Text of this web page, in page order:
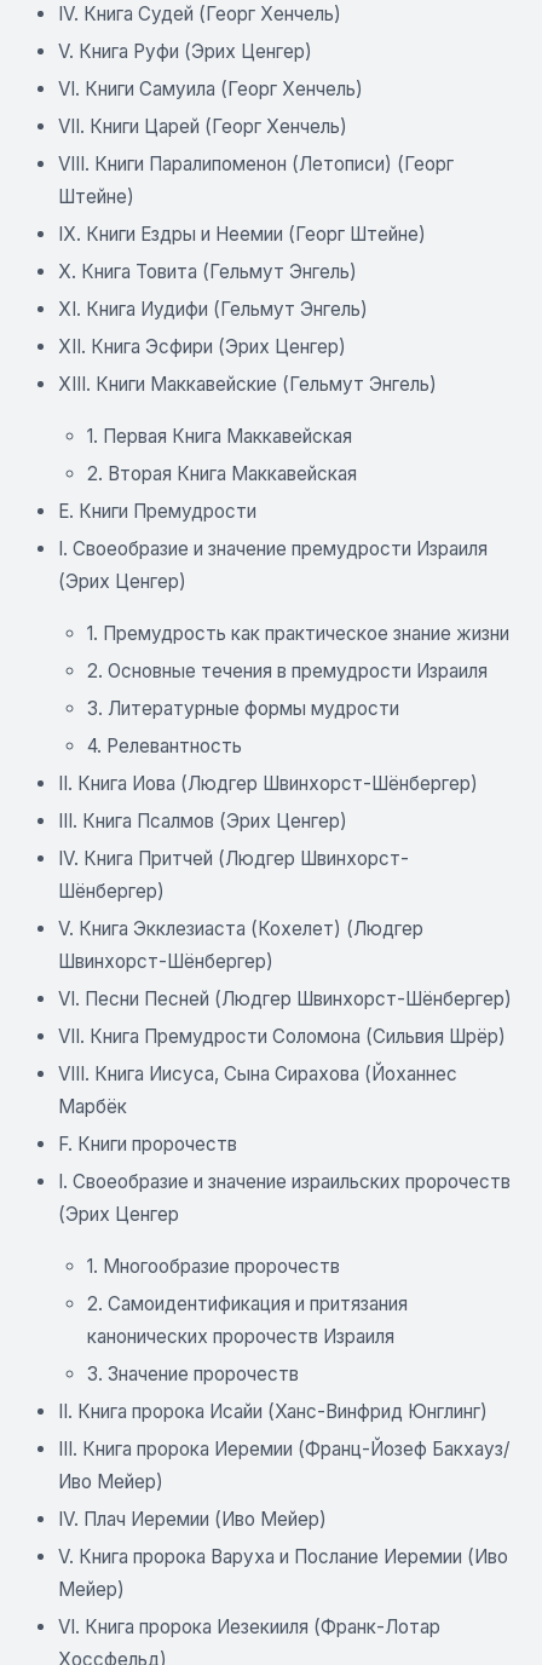
IV. Книга Судей (Георг Хенчель)
V. Книга Руфи (Эрих Ценгер)
VI. Книги Самуила (Георг Хенчель)
VII. Книги Царей (Георг Хенчель)
VIII. Книги Паралипоменон (Летописи) (Георг
Штейне)
IX. Книги Ездры и Неемии (Георг Штейне)
X. Книга Товита (Гельмут Энгель)
XI. Книга Иудифи (Гельмут Энгель)
XII. Книга Эсфири (Эрих Ценгер)
XIII. Книги Маккавейские (Гельмут Энгель)
1. Первая Книга Маккавейская
2. Вторая Книга Маккавейская
E. Книги Премудрости
I. Своеобразие и значение премудрости Израиля
(Эрих Ценгер)
1. Премудрость как практическое знание жизни
2. Основные течения в премудрости Израиля
3. Литературные формы мудрости
4. Релевантность
II. Книга Иова (Людгер Швинхорст-Шёнбергер)
III. Книга Псалмов (Эрих Ценгер)
IV. Книга Притчей (Людгер Швинхорст-
Шёнбергер)
V. Книга Экклезиаста (Кохелет) (Людгер
Швинхорст-Шёнбергер)
VI. Песни Песней (Людгер Швинхорст-Шёнбергер)
VII. Книга Премудрости Соломона (Сильвия Шрёр)
VIII. Книга Иисуса, Сына Сирахова (Йоханнес
Марбёк
F. Книги пророчеств
I. Своеобразие и значение израильских пророчеств
(Эрих Ценгер
1. Многообразие пророчеств
2. Самоидентификация и притязания
канонических пророчеств Израиля
3. Значение пророчеств
II. Книга пророка Исайи (Ханс-Винфрид Юнглинг)
III. Книга пророка Иеремии (Франц-Йозеф Бакхауз/
Иво Мейер)
IV. Плач Иеремии (Иво Мейер)
V. Книга пророка Варуха и Послание Иеремии (Иво
Мейер)
VI. Книга пророка Иезекииля (Франк-Лотар
Хоссфельд)